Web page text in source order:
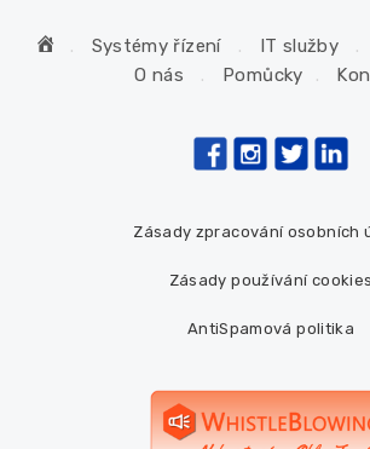
Systémy řízení IT služby
O nás
Pomůcky
Zásady zpracování osobních
Zásady používání cookies
AntiSpamová politika